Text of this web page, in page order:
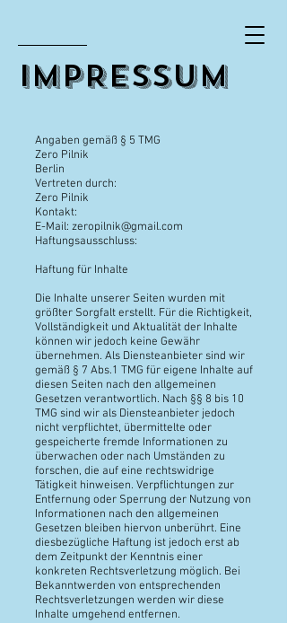
IMPRESSUM
Angaben gemäß § 5 TMG
Zero Pilnik
Berlin
Vertreten durch:
Zero Pilnik
Kontakt:
E-Mail: zeropilnik@gmail.com
Haftungsausschluss:
Haftung für Inhalte
Die Inhalte unserer Seiten wurden mit
größter Sorgfalt erstellt. Für die Richtigkeit,
Vollständigkeit und Aktualität der Inhalte
können wir jedoch keine Gewähr
übernehmen. Als Diensteanbieter sind wir
gemäß § 7 Abs.1 TMG für eigene Inhalte auf
diesen Seiten nach den allgemeinen
Gesetzen verantwortlich. Nach §§ 8 bis 10
TMG sind wir als Diensteanbieter jedoch
nicht verpflichtet, übermittelte oder
gespeicherte fremde Informationen zu
überwachen oder nach Umständen zu
forschen, die auf eine rechtswidrige
Tätigkeit hinweisen. Verpflichtungen zur
Entfernung oder Sperrung der Nutzung von
Informationen nach den allgemeinen
Gesetzen bleiben hiervon unberührt. Eine
diesbezügliche Haftung ist jedoch erst ab
dem Zeitpunkt der Kenntnis einer
konkreten Rechtsverletzung möglich. Bei
Bekanntwerden von entsprechenden
Rechtsverletzungen werden wir diese
Inhalte umgehend entfernen.